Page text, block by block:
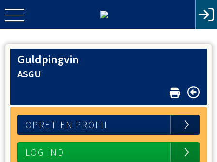
Guldpingvin
ASGU
OPRET EN PROFIL
LOG IND